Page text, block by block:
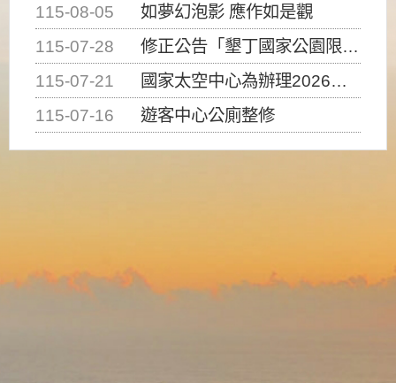
115-08-05
如夢幻泡影 應作如是觀
115-07-28
修正公告「墾丁國家公園限制水域遊憩活動之種類、範圍、時間及行為」，自即日生效。
115-07-21
國家太空中心為辦理2026台灣盃火箭競賽，陸、海、空域警戒及協調相關事宜，因颱風備案事宜
115-07-16
遊客中心公廁整修